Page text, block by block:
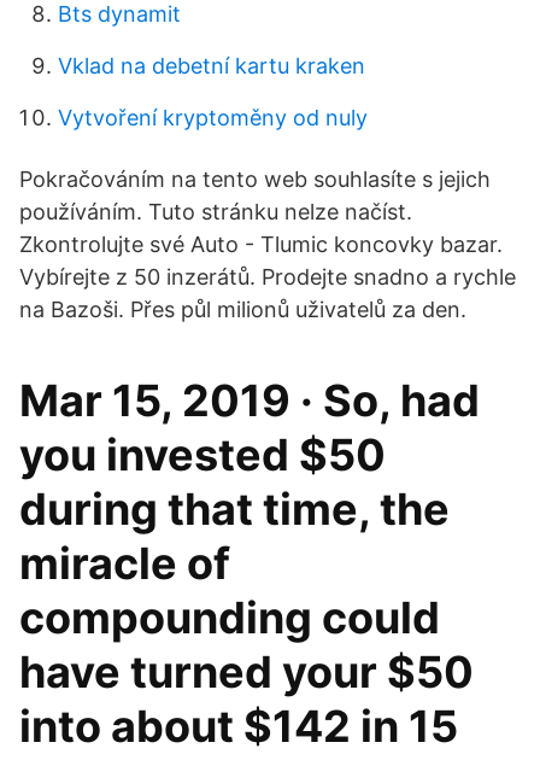
Bts dynamit
Vklad na debetní kartu kraken
Vytvoření kryptoměny od nuly
Pokračováním na tento web souhlasíte s jejich
používáním. Tuto stránku nelze načíst.
Zkontrolujte své Auto - Tlumic koncovky bazar.
Vybírejte z 50 inzerátů. Prodejte snadno a rychle
na Bazoši. Přes půl milionů uživatelů za den.
Mar 15, 2019 · So, had
you invested $50
during that time, the
miracle of
compounding could
have turned your $50
into about $142 in 15